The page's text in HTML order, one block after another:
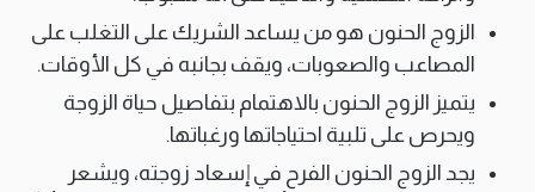
الزوج الحنون هو من يساعد الشريك على التغلب على
المصاعب والصعوبات، ويقف بجانبه في كل الأوقات.
يتميز الزوج الحنون بالاهتمام بتفاصيل حياة الزوجة
ويحرص على تلبية احتياجاتها ورغباتها.
يجد الزوج الحنون الفرح في إسعاد زوجته، ويشعر